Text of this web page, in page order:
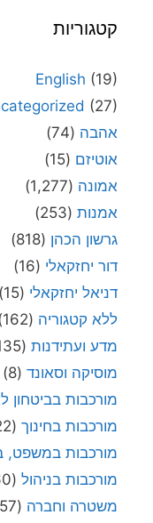
קטגוריות
English (19)
(27)
אהבה (74)
אוטיזם (15)
אמונה (1,277)
אמנות (253)
גרשון הכהן (818)
דור יחזקאלי (16)
דניאל יחזקאלי (15)
ללא קטגוריה (162)
מדע ועתידנות (135)
מוסיקה וסאונד (8)
מורכבות בביטחון
מורכבות בחינוך (422)
מורכבות במשפט,
מורכבות בניהול (1,260)
משטרה וחברה (57)